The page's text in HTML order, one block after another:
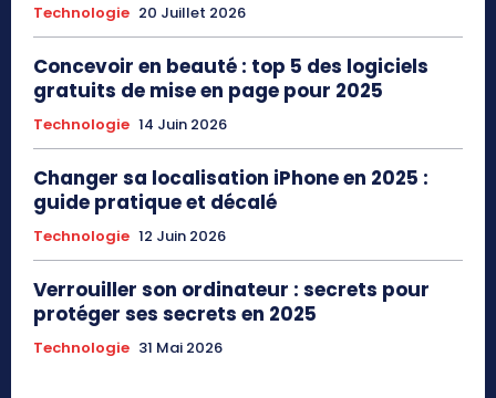
Technologie 20 Juillet 2026
Concevoir en beauté : top 5 des logiciels
gratuits de mise en page pour 2025
Technologie 14 Juin 2026
Changer sa localisation iPhone en 2025 :
guide pratique et décalé
Technologie 12 Juin 2026
Verrouiller son ordinateur : secrets pour
protéger ses secrets en 2025
Technologie 31 Mai 2026